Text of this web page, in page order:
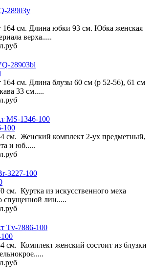
164 см. Длина юбки 93 см. Юбка женская
верха.....
164 см. Длина блузы 60 см (р 52-56), 61 см
33 см.....
100
см. Женский комплект 2-ух предметный,
и юб.....
см. Куртка из искусственного меха
спущенной лин.....
см. Комплект женский состоит из блузки